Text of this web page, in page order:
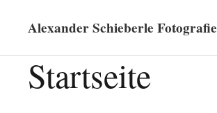
Alexander Schieberle Fotografie
Startseite